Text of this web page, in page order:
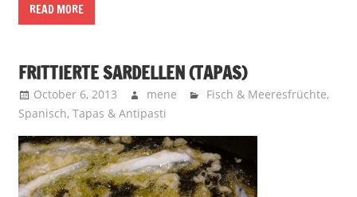
READ MORE
FRITTIERTE SARDELLEN (TAPAS)
October 6, 2013 mene Fisch & Meeresfrüchte,
Spanisch, Tapas & Antipasti